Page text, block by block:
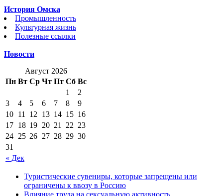
История Омска
Промышленность
Культурная жизнь
Полезные ссылки
Новости
Август 2026
Пн Вт Ср Чт Пт Сб Вс
« Дек
1
2
3
4 5 6 7 8
9
10 11 12 13 14 15 16
17 18 19 20 21 22 23
24 25 26 27 28 29 30
31
Туристические сувениры, которые запрещены или
ограничены к ввозу в Россию
Влияние труда на сексуальную активность